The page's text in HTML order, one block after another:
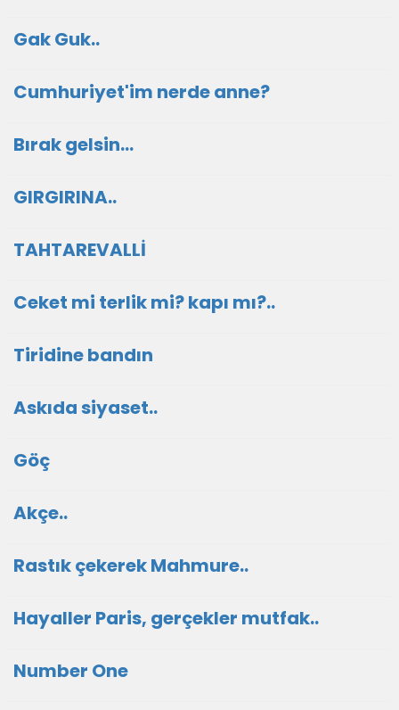
Gak Guk..
Cumhuriyet'im nerde anne?
Bırak gelsin...
GIRGIRINA..
TAHTAREVALLİ
Ceket mi terlik mi? kapı mı?..
Tiridine bandın
Askıda siyaset..
Göç
Akçe..
Rastık çekerek Mahmure..
Hayaller Paris, gerçekler mutfak..
Number One